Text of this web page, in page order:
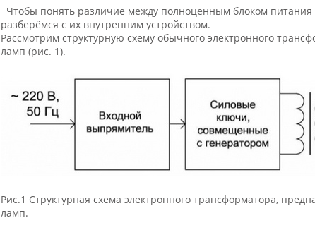
Чтобы понять различие между полноценным блоком
разберёмся с их внутренним устройством.
Рассмотрим структурную схему обычного электронного
ламп (рис. 1).
Рис.1 Структурная схема электронного трансформатора,
ламп.